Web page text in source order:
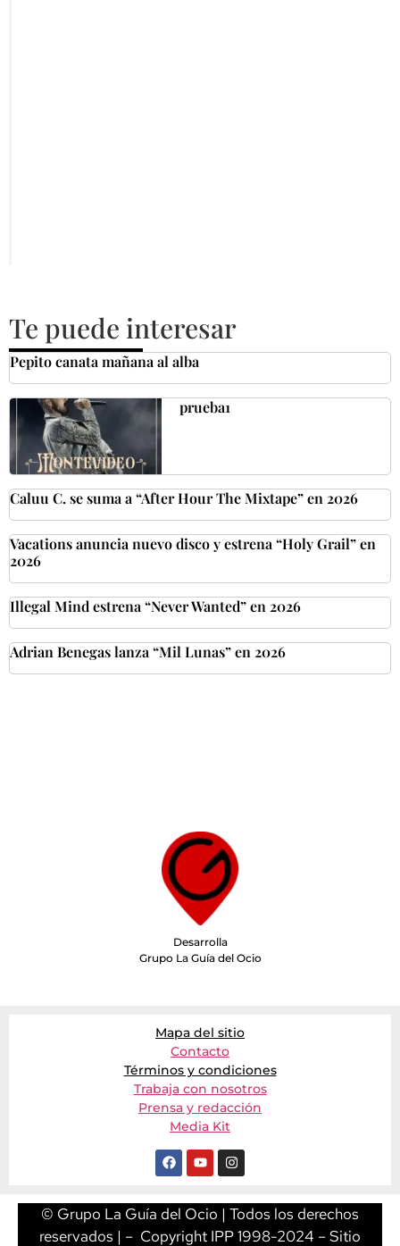
Te puede interesar
Pepito canata mañana al alba
prueba1
Caluu C. se suma a “After Hour The Mixtape” en 2026
Vacations anuncia nuevo disco y estrena “Holy Grail” en
2026
Illegal Mind estrena “Never Wanted” en 2026
Adrian Benegas lanza “Mil Lunas” en 2026
Desarrolla
Grupo La Guía del Ocio
Mapa del sitio
Contacto
Términos y condiciones
Trabaja con nosotros
Prensa y redacción
Media Kit
© Grupo La Guía del Ocio | Todos los derechos
reservados | – Copyright IPP 1998-2024 – Sitio